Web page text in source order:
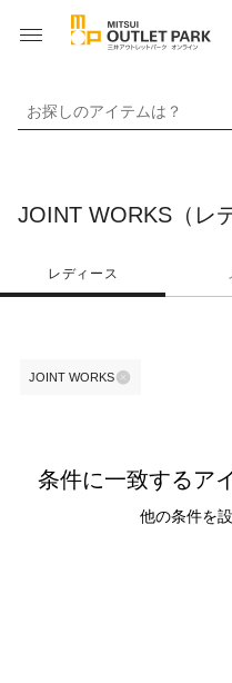
お探しのアイテムは？
JOINT WORKS（レ
レディース
JOINT WORKS
条件に一致するア
他の条件を